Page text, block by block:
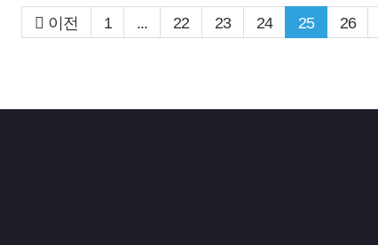
이전 1 ... 22 23 24 25 26